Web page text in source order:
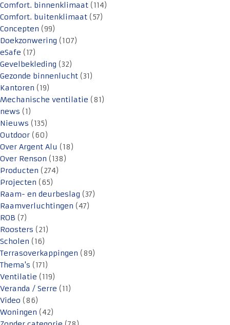
Comfort. binnenklimaat (114)
Comfort. buitenklimaat (57)
Concepten (99)
Doekzonwering (107)
eSafe (17)
Gevelbekleding (32)
Gezonde binnenlucht (31)
Kantoren (19)
Mechanische ventilatie (81)
news (1)
Nieuws (135)
Outdoor (60)
Over Argent Alu (18)
Over Renson (138)
Producten (274)
Projecten (65)
Raam- en deurbeslag (37)
Raamverluchtingen (47)
ROB (7)
Roosters (21)
Scholen (16)
Terrasoverkappingen (89)
Thema's (171)
Ventilatie (119)
Veranda / Serre (11)
Video (86)
Woningen (42)